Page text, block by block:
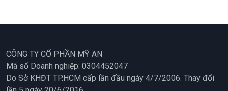
CÔNG TY CỔ PHẦN MỸ AN
Mã số Doanh nghiệp: 0304452047
Do Sở KHĐT TP.HCM cấp lần đầu ngày 4/7/2006. Thay đổi